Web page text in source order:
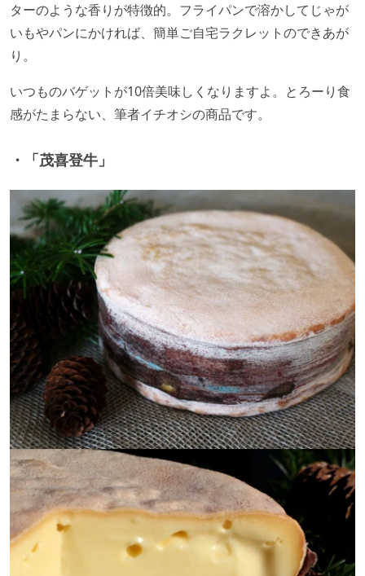
ターのような香りが特徴的。フライパンで溶かしてじゃが
いもやパンにかければ、簡単ご自宅ラクレットのできあが
り。
いつものバゲットが10倍美味しくなりますよ。とろーり食
感がたまらない、筆者イチオシの商品です。
・「茂喜登牛」